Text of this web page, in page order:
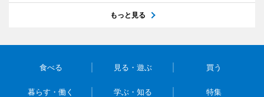
もっと見る
食べる 見る・遊ぶ 買う
暮らす・働く 学ぶ・知る 特集